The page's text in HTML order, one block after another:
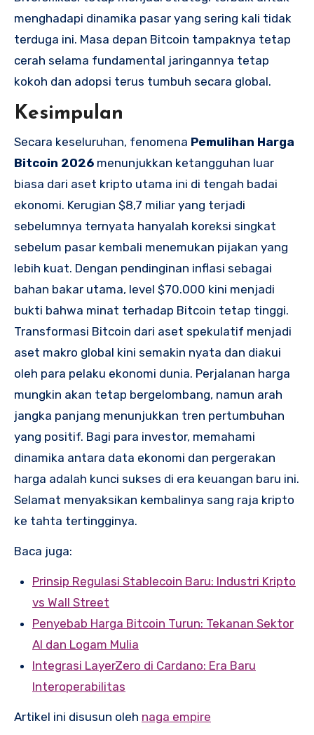
menghadapi dinamika pasar yang sering kali tidak
terduga ini. Masa depan Bitcoin tampaknya tetap
cerah selama fundamental jaringannya tetap
kokoh dan adopsi terus tumbuh secara global.
Kesimpulan
Secara keseluruhan, fenomena Pemulihan Harga
Bitcoin 2026 menunjukkan ketangguhan luar
biasa dari aset kripto utama ini di tengah badai
ekonomi. Kerugian $8,7 miliar yang terjadi
sebelumnya ternyata hanyalah koreksi singkat
sebelum pasar kembali menemukan pijakan yang
lebih kuat. Dengan pendinginan inflasi sebagai
bahan bakar utama, level $70.000 kini menjadi
bukti bahwa minat terhadap Bitcoin tetap tinggi.
Transformasi Bitcoin dari aset spekulatif menjadi
aset makro global kini semakin nyata dan diakui
oleh para pelaku ekonomi dunia. Perjalanan harga
mungkin akan tetap bergelombang, namun arah
jangka panjang menunjukkan tren pertumbuhan
yang positif. Bagi para investor, memahami
dinamika antara data ekonomi dan pergerakan
harga adalah kunci sukses di era keuangan baru ini.
Selamat menyaksikan kembalinya sang raja kripto
ke tahta tertingginya.
Baca juga:
Prinsip Regulasi Stablecoin Baru: Industri Kripto
vs Wall Street
Penyebab Harga Bitcoin Turun: Tekanan Sektor
AI dan Logam Mulia
Integrasi LayerZero di Cardano: Era Baru
Interoperabilitas
Artikel ini disusun oleh naga empire